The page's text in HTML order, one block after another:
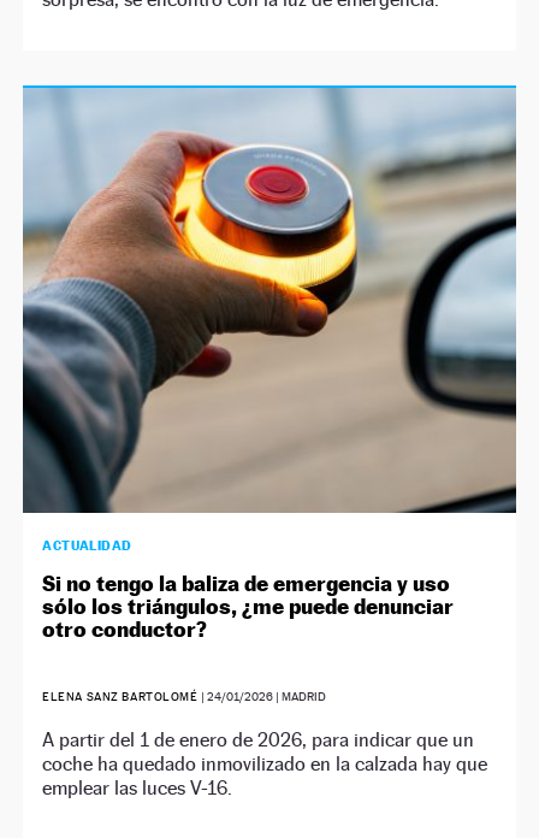
ACTUALIDAD
Si no tengo la baliza de emergencia y uso
sólo los triángulos, ¿me puede denunciar
otro conductor?
ELENA SANZ BARTOLOMÉ | 24/01/2026| MADRID
A partir del 1 de enero de 2026, para indicar que un
coche ha quedado inmovilizado en la calzada hay que
emplear las luces V-16.